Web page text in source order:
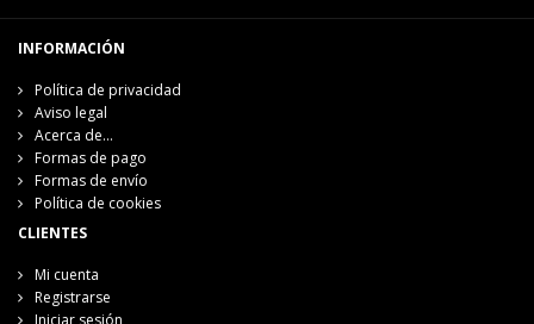
INFORMACIÓN
Política de privacidad
Aviso legal
Acerca de...
Formas de pago
Formas de envío
Política de cookies
CLIENTES
Mi cuenta
Registrarse